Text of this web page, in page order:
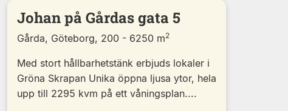
Johan på Gårdas gata 5
Gårda, Göteborg, 200 - 6250 m2
Med stort hållbarhetstänk erbjuds lokaler i
Gröna Skrapan Unika öppna ljusa ytor, hela
upp till 2295 kvm på ett våningsplan....